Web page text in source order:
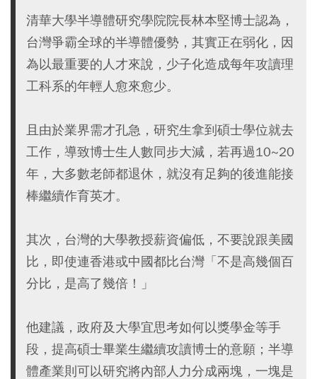
清華大學半導體研究學院院長林本堅博士認為，
台灣爭霸全球的半導體優勢，其實正在弱化，因
為以最重要的人才來說，少子化造成每年攻讀理
工科系的年輕人愈來愈少。
且由於業界需才孔急，研究生拿到碩士學位就去
工作，導致博士生人數同步大減，若再過10~20
年，大多數老師都退休，就沒有足夠的後進能接
棒繼續作育英才。
其次，台灣的大學教授薪資偏低，不要說跟美國
比，即使連香港或中國都比台灣「不是高幾個百
分比，是高了幾倍！」
他建議，政府及大學宜思考如何以獎學金等手
段，提高碩士畢業生繼續攻讀博士的意願；半導
體產業則可以研究將內部人力分成兩塊，一塊是